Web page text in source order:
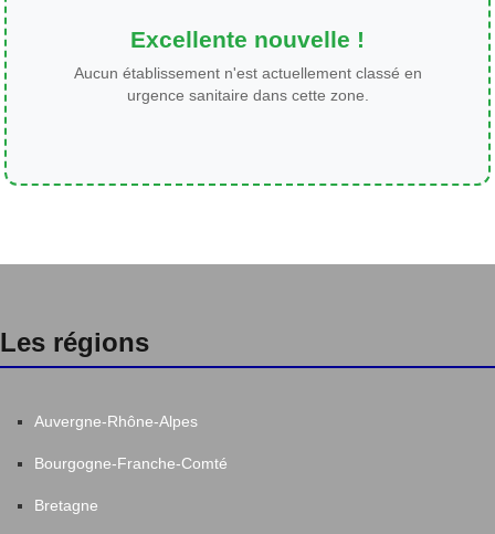
Excellente nouvelle !
Aucun établissement n'est actuellement classé en
urgence sanitaire dans cette zone.
Les régions
Auvergne-Rhône-Alpes
Bourgogne-Franche-Comté
Bretagne